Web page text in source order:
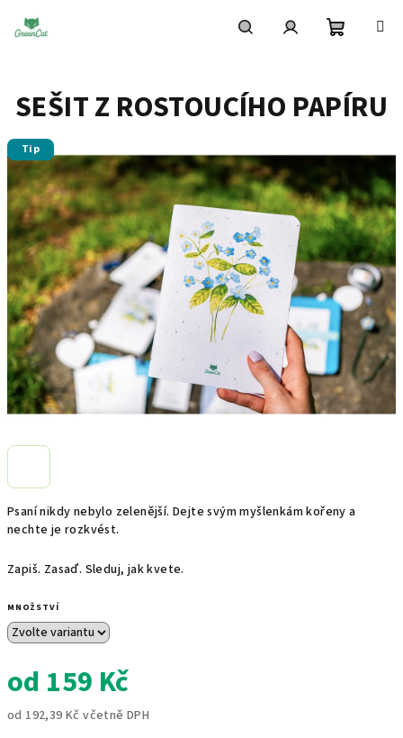
košík
Psaní nikdy nebylo zelenější. Dejte svým myšlenkám kořeny a
nechte je rozkvést.
Zapiš. Zasaď. Sleduj, jak kvete.
MNOŽSTVÍ
od 159 Kč
od 192,39 Kč včetně DPH
SEŠIT Z ROSTOUCÍHO PAPÍRU
Tip